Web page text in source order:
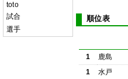
toto
試合
選手
順位表
1 鹿島
1
水戸